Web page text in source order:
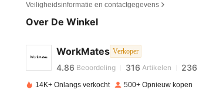
Veiligheidsinformatie en contactgegevens
Over De Winkel
WorkMates Verkoper
4.86 Beoordeling 316 Artikelen 236
14K+ Onlangs verkocht 500+ Opnieuw kopen